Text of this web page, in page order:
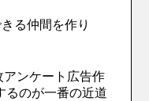
る仲間を作り
ンケート広告作
るのが一番の近道